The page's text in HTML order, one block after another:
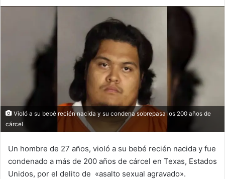
Violó a su bebé recién nacida y su condena sobrepasa los 200 años de
cárcel
Un hombre de 27 años, violó a su bebé recién nacida y fue
condenado a más de 200 años de cárcel en Texas, Estados
Unidos, por el delito de «asalto sexual agravado».